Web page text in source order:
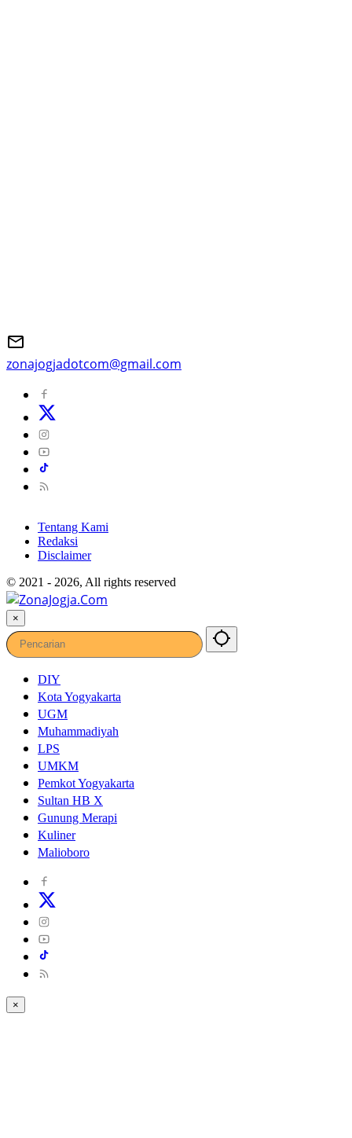
zonajogjadotcom@gmail.com
Tentang Kami
Redaksi
Disclaimer
© 2021 - 2026, All rights reserved
×
DIY
Kota Yogyakarta
UGM
Muhammadiyah
LPS
UMKM
Pemkot Yogyakarta
Sultan HB X
Gunung Merapi
Kuliner
Malioboro
×